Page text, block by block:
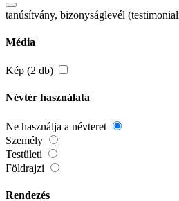
tanúsítvány, bizonyságlevél
Média
Kép (2 db)
Névtér használata
Ne használja a névteret
Személy
Testületi
Földrajzi
Rendezés